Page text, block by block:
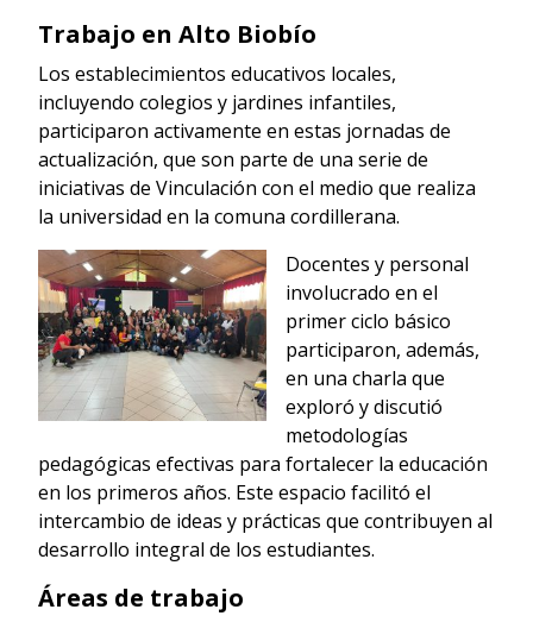
Trabajo en Alto Biobío
Los establecimientos educativos locales,
incluyendo colegios y jardines infantiles,
participaron activamente en estas jornadas de
actualización, que son parte de una serie de
iniciativas de Vinculación con el medio que realiza
la universidad en la comuna cordillerana.
Docentes y personal
involucrado en el
primer ciclo básico
participaron, además,
en una charla que
exploró y discutió
metodologías
pedagógicas efectivas para fortalecer la educación
en los primeros años. Este espacio facilitó el
intercambio de ideas y prácticas que contribuyen al
desarrollo integral de los estudiantes.
Áreas de trabajo